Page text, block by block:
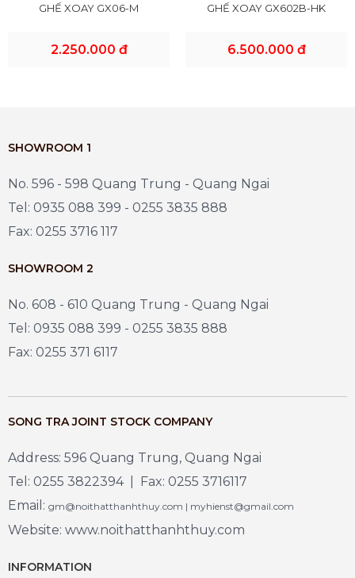
GHẾ XOAY GX06-M
2.250.000 đ
GHẾ XOAY GX602B-HK
6.500.000 đ
SHOWROOM 1
No. 596 - 598 Quang Trung - Quang Ngai
Tel: 0935 088 399 - 0255 3835 888
Fax: 0255 3716 117
SHOWROOM 2
No. 608 - 610 Quang Trung - Quang Ngai
Tel: 0935 088 399 - 0255 3835 888
Fax: 0255 371 6117
SONG TRA JOINT STOCK COMPANY
Address: 596 Quang Trung, Quang Ngai
Tel: 0255 3822394 | Fax: 0255 3716117
Email: gm@noithatthanhthuy.com | myhienst@gmail.com
Website: www.noithatthanhthuy.com
INFORMATION